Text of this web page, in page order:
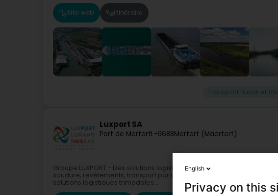
Site web Itinéraire
Luxport SA
Port de MertertL-6688Mertert (Mäertert)
Groupe LUXPORT - Des solutions logistiques trimodales au cœur de
soudure, revêtements, transport par camion et bien plus
solutions logistiques trimodales...
English
Privacy on this